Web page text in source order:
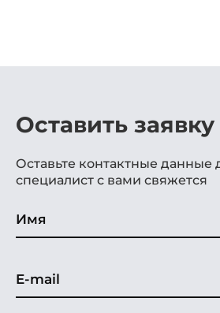
Оставить заявку
Оставьте контактные данные
специалист с вами свяжется